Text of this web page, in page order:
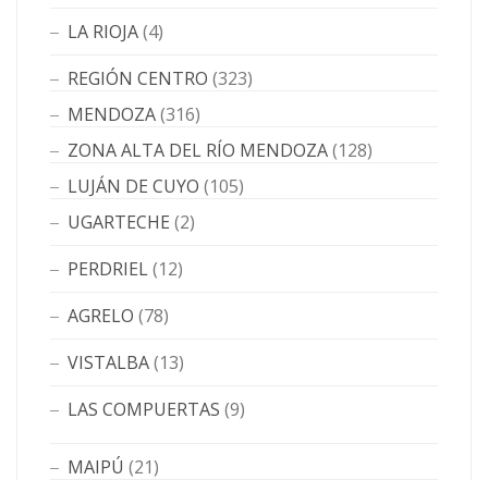
LA RIOJA(4)
REGIÓN CENTRO (323)
MENDOZA(316)
ZONA ALTA DEL RÍO MENDOZA(128)
LUJÁN DE CUYO (105)
UGARTECHE (2)
PERDRIEL(12)
AGRELO (78)
VISTALBA(13)
LAS COMPUERTAS (9)
MAIPÚ (21)